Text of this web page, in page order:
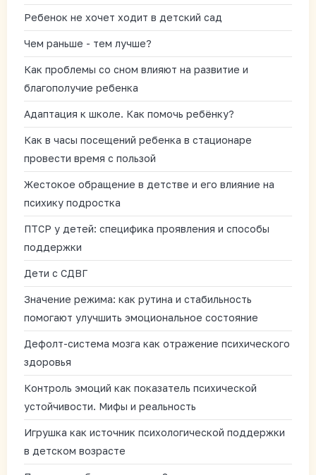
Ребенок не хочет ходит в детский сад
Чем раньше - тем лучше?
Как проблемы со сном влияют на развитие и
благополучие ребенка
Адаптация к школе. Как помочь ребёнку?
Как в часы посещений ребенка в стационаре
провести время с пользой
Жестокое обращение в детстве и его влияние на
психику подростка
ПТСР у детей: специфика проявления и способы
поддержки
Дети с СДВГ
Значение режима: как рутина и стабильность
помогают улучшить эмоциональное состояние
Дефолт-система мозга как отражение психического
здоровья
Контроль эмоций как показатель психической
устойчивости. Мифы и реальность
Игрушка как источник психологической поддержки
в детском возрасте